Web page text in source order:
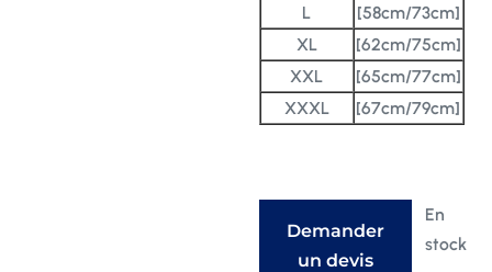
L
[58cm/73cm]
XL
[62cm/75cm]
XXL
[65cm/77cm]
XXXL
[67cm/79cm]
Demander
un devis
En
stock